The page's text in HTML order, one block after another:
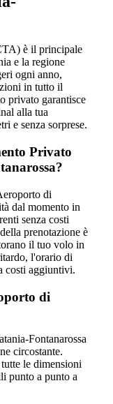
è il principale
e la regione
ogni anno,
in tutto il
privato garantisce
alla tua
e senza sorprese.
Privato
di
dal momento in
senza costi
prenotazione è
il tuo volo in
l'orario di
costi aggiuntivi.
di
Fontanarossa
circostante.
le dimensioni
punto a punto a